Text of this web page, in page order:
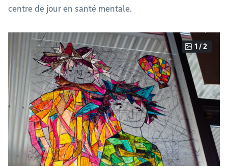
centre de jour en santé mentale.
1 / 2